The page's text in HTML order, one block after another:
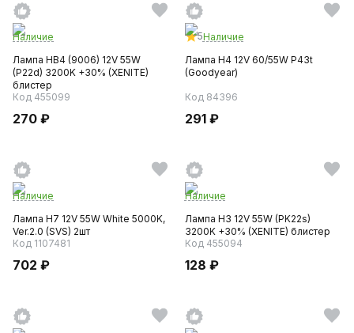
Наличие
Лампа HB4 (9006) 12V 55W
(P22d) 3200K +30% (XENITE)
блистер
Код 455099
270 ₽
5Наличие
Лампа H4 12V 60/55W P43t
(Goodyear)
Код 84396
291 ₽
Наличие
Лампа H7 12V 55W White 5000K,
Ver.2.0 (SVS) 2шт
Код 1107481
702 ₽
Наличие
Лампа H3 12V 55W (PK22s)
3200K +30% (XENITE) блистер
Код 455094
128 ₽